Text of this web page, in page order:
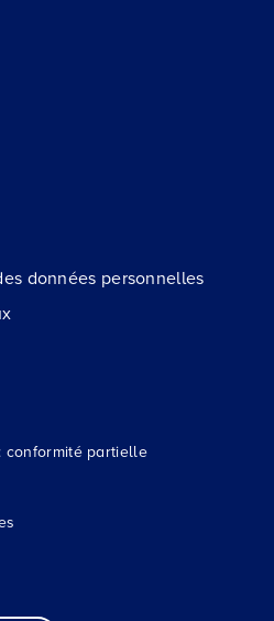
données personnelles
conformité partielle